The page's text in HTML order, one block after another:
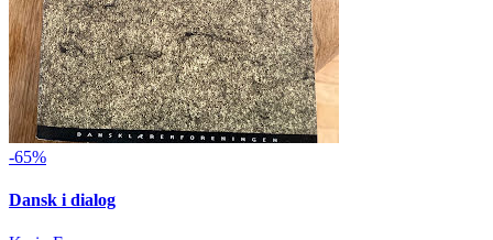
-65%
Dansk i dialog